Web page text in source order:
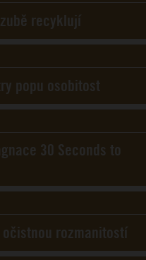
recyklují
popu osobitost
30 Seconds to
rozmanitostí